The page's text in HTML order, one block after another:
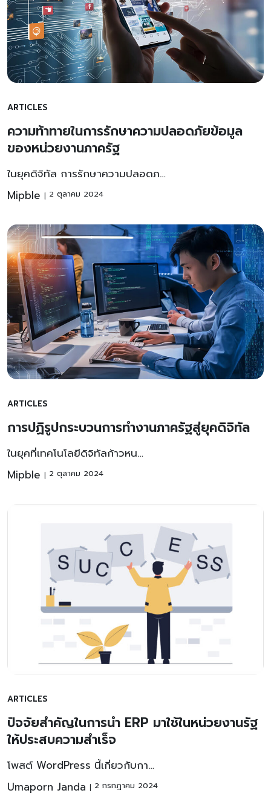
ARTICLES
ความท้าทายในการรักษาความปลอดภัยข้อมูล
ของหน่วยงานภาครัฐ
ในยุคดิจิทัล การรักษาความปลอดภ…
Mipble
2 ตุลาคม 2024
ARTICLES
การปฏิรูปกระบวนการทำงานภาครัฐสู่ยุคดิจิทัล
ในยุคที่เทคโนโลยีดิจิทัลก้าวหน…
Mipble
2 ตุลาคม 2024
ARTICLES
ปัจจัยสำคัญในการนำ ERP มาใช้ในหน่วยงานรัฐ
ให้ประสบความสำเร็จ
โพสต์ WordPress นี้เกี่ยวกับกา…
Umaporn Janda
2 กรกฎาคม 2024